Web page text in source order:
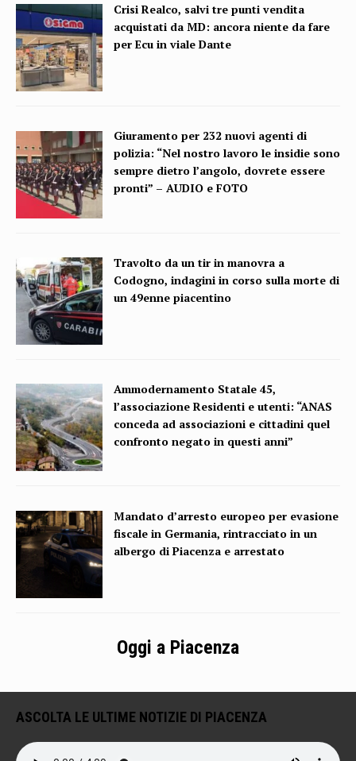
Crisi Realco, salvi tre punti vendita
acquistati da MD: ancora niente da fare
per Ecu in viale Dante
Giuramento per 232 nuovi agenti di
polizia: “Nel nostro lavoro le insidie sono
sempre dietro l’angolo, dovrete essere
pronti” – AUDIO e FOTO
Travolto da un tir in manovra a
Codogno, indagini in corso sulla morte di
un 49enne piacentino
Ammodernamento Statale 45,
l’associazione Residenti e utenti: “ANAS
conceda ad associazioni e cittadini quel
confronto negato in questi anni”
Mandato d’arresto europeo per evasione
fiscale in Germania, rintracciato in un
albergo di Piacenza e arrestato
Oggi a Piacenza
ASCOLTA LE ULTIME NOTIZIE DI PIACENZA